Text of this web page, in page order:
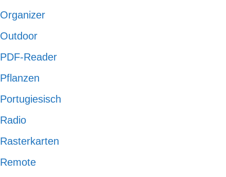
Organizer
Outdoor
PDF-Reader
Pflanzen
Portugiesisch
Radio
Rasterkarten
Remote